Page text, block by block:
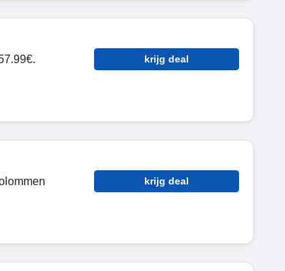
krijg deal
krijg deal